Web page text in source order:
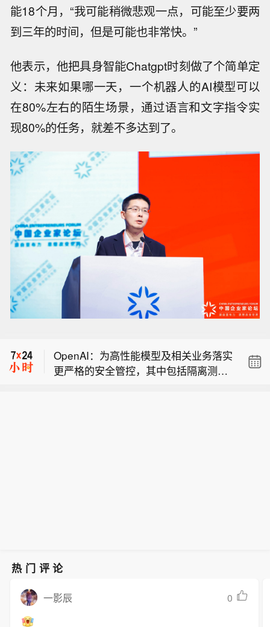
能18个月，“我可能稍微悲观一点，可能至少要两
到三年的时间，但是可能也非常快。”
他表示，他把具身智能Chatgpt时刻做了个简单定
义：未来如果哪一天，一个机器人的AI模型可以
在80%左右的陌生场景，通过语言和文字指令实
现80%的任务，就差不多达到了。
Blossomhill Therapeutics Inc.（BLS
M）美国IPO首日开盘报15.75美元，此
前给出的IPO发行价为每股16美元。
OpenAI：为高性能模型及相关业务落实
更严格的安全管控，其中包括隔离测试
环境。将向第三方测试合作方提供建议
性安全管控措施，以安全开展高风险评
OpenAI ：Astra 是一款尚未发布的模
型，并未参与攻击 Hugging Face。暂
前给出的IPO发行价为每股16美元。
OpenAI：为高性能模型及相关业务落实
更严格的安全管控，其中包括隔离测试
热门评论
一影辰 0